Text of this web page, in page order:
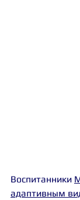
Воспитанники
адаптивным